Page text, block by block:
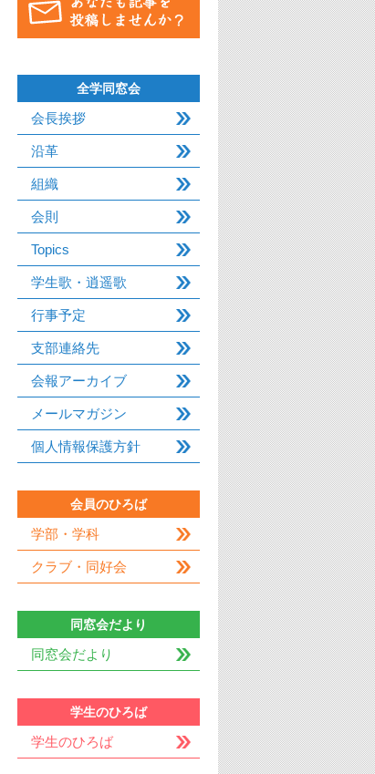
全学同窓会
会長挨拶
沿革
組織
会則
Topics
学生歌・逍遥歌
行事予定
支部連絡先
会報アーカイブ
メールマガジン
個人情報保護方針
会員のひろば
学部・学科
クラブ・同好会
同窓会だより
同窓会だより
学生のひろば
学生のひろば